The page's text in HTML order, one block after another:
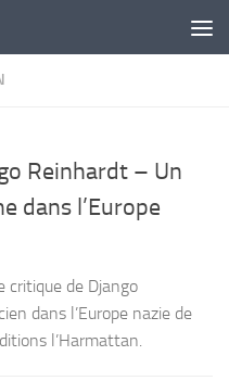
Reinhardt – Un
dans l’Europe
critique de Django
dans l’Europe nazie de
l’Harmattan.